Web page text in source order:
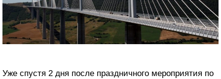
Уже спустя 2 дня после праздничного мероприятия по